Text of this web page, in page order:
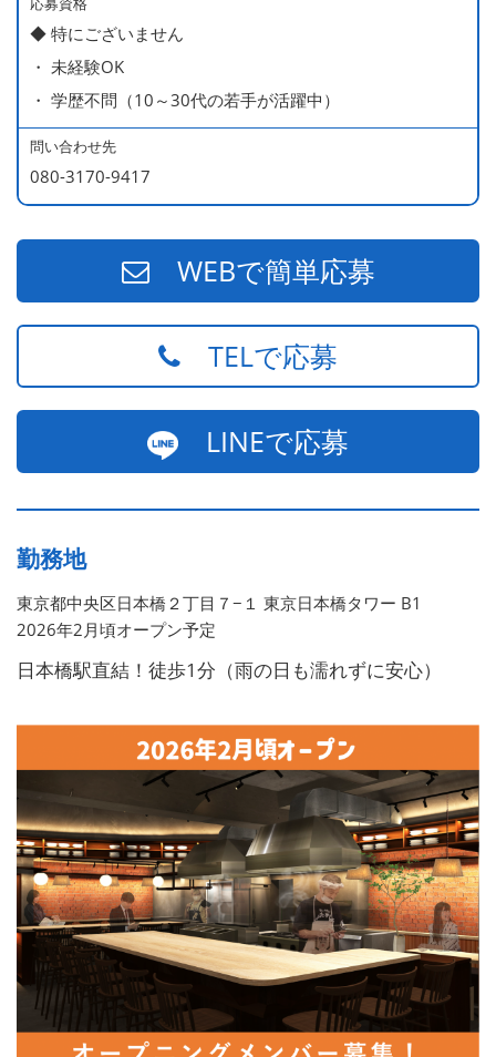
450万円／社員（20代・入社1年目・入籍予定のパートナ
ー持ち）
490万円／店長代理（20代・入社2年目・入社後に結婚。
ラブラブな新婚さん）
540万円／店長（20代・入社3年目・ 育休取得して、更に
やる気MAXの2児のお父さん）
670万円／統括店長（30代・入社7年目・中学生の長男筆
頭に3人の子供を持つ一家の大黒柱）
◆ 特にございません
・ 未経験OK
・ 学歴不問（10～30代の若手が活躍中）
問い合わせ先
080-3170-9417
WEBで簡単応募
TELで応募
LINEで応募
勤務地
東京都中央区日本橋２丁目７−１ 東京日本橋タワー B1
2026年2月頃オープン予定
日本橋駅直結！徒歩1分（雨の日も濡れずに安心）